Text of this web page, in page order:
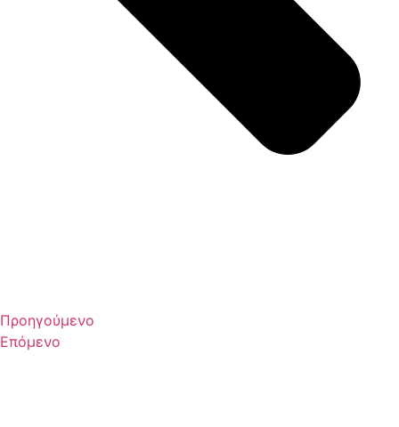
Προηγούμενο
Επόμενο